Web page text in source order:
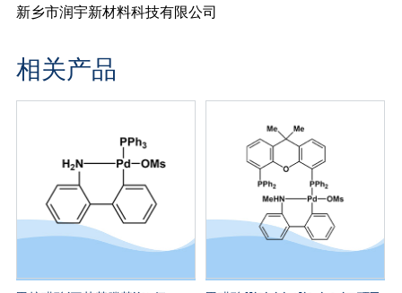
新乡市润宇新材料科技有限公司
相关产品